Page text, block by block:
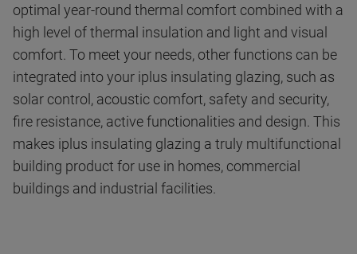
optimal year-round thermal comfort combined with a
high level of thermal insulation and light and visual
comfort. To meet your needs, other functions can be
integrated into your iplus insulating glazing, such as
solar control, acoustic comfort, safety and security,
fire resistance, active functionalities and design. This
makes iplus insulating glazing a truly multifunctional
building product for use in homes, commercial
buildings and industrial facilities.